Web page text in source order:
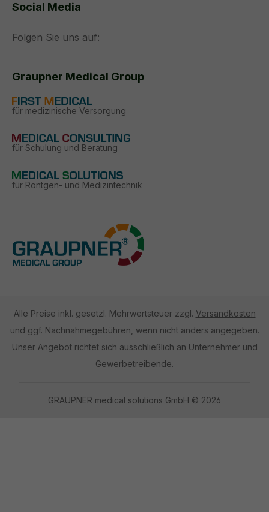
Social Media
Folgen Sie uns auf:
Graupner Medical Group
für medizinische Versorgung
für Schulung und Beratung
für Röntgen- und Medizintechnik
Alle Preise inkl. gesetzl. Mehrwertsteuer zzgl. Versandkosten
und ggf. Nachnahmegebühren, wenn nicht anders angegeben.
Unser Angebot richtet sich ausschließlich an Unternehmer und
Gewerbetreibende.
GRAUPNER medical solutions GmbH © 2026